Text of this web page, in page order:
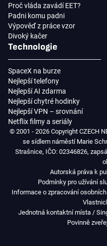
Proč vláda zavádí EET?
Padni komu padni
Výpověď z práce vzor
Divoký kačer
Technologie
SpaceX na burze
Nejlepší telefony
Nejlepší AI zdarma
Nejlepší chytré hodinky
Nejlepší VPN – srovnání
Netflix filmy a seriály
© 2001 - 2026 Copyright CZECH
se sídlem náměstí Marie
Strašnice, IČO: 02346826,
Autorská práva k
Podmínky pro užívání
Informace o zpracování
Jednotná kontaktní místa /
Povinně